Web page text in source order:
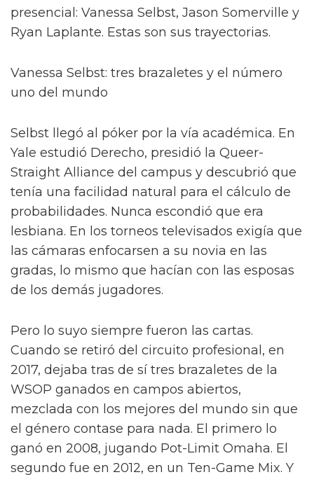
presencial: Vanessa Selbst, Jason Somerville y
Ryan Laplante. Estas son sus trayectorias.
Vanessa Selbst: tres brazaletes y el número
uno del mundo
Selbst llegó al póker por la vía académica. En
Yale estudió Derecho, presidió la Queer-
Straight Alliance del campus y descubrió que
tenía una facilidad natural para el cálculo de
probabilidades. Nunca escondió que era
lesbiana. En los torneos televisados exigía que
las cámaras enfocarsen a su novia en las
gradas, lo mismo que hacían con las esposas
de los demás jugadores.
Pero lo suyo siempre fueron las cartas.
Cuando se retiró del circuito profesional, en
2017, dejaba tras de sí tres brazaletes de la
WSOP ganados en campos abiertos,
mezclada con los mejores del mundo sin que
el género contase para nada. El primero lo
ganó en 2008, jugando Pot-Limit Omaha. El
segundo fue en 2012, en un Ten-Game Mix. Y